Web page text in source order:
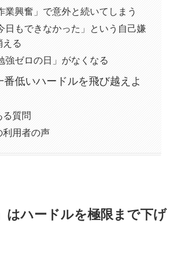
興奮」で意外と続いてしまう
もできなかった」という自己嫌
える
ゼロの日」がなくなる
番低いハードルを飛び越えよ
る質問
利用者の声
はハードルを極限まで下げ